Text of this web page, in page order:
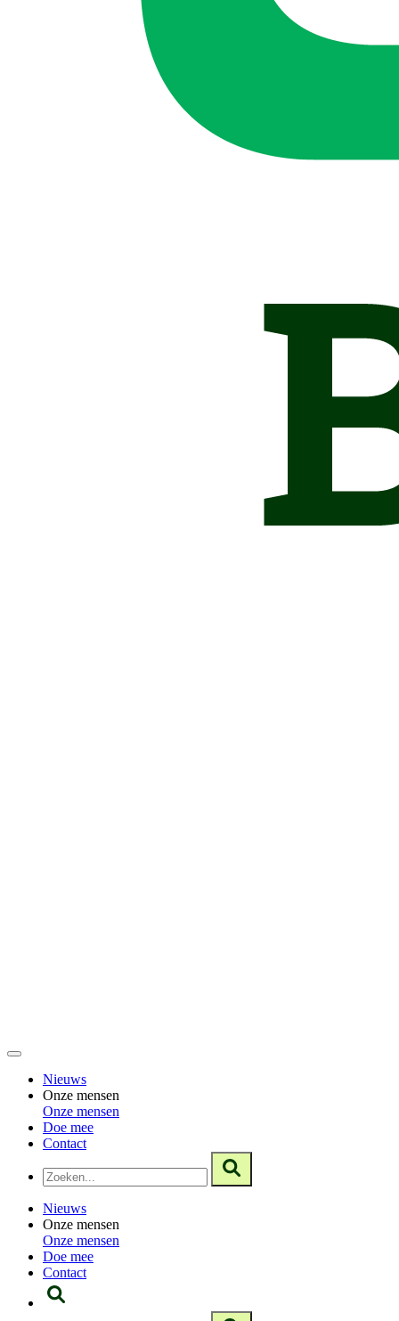
Nieuws
Onze mensen
Onze mensen
Doe mee
Contact
Nieuws
Onze mensen
Onze mensen
Doe mee
Contact